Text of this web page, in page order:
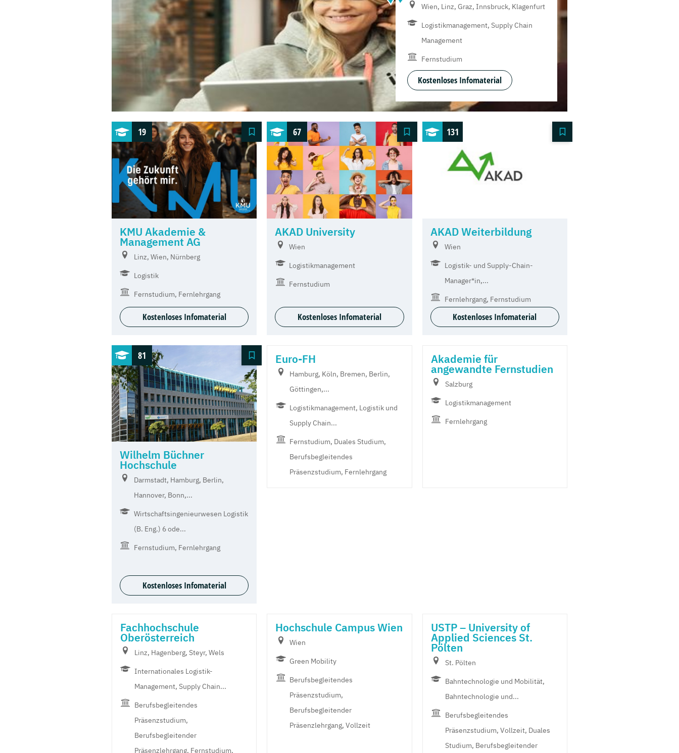
Wien, Linz, Graz, Innsbruck, Klagenfurt
Logistikmanagement, Supply Chain
Management
Fernstudium
Kostenloses Infomaterial
19
KMU Akademie &
Management AG
Linz, Wien, Nürnberg
Logistik
Fernstudium, Fernlehrgang
Kostenloses Infomaterial
67
AKAD University
Wien
Logistikmanagement
Fernstudium
Kostenloses Infomaterial
131
AKAD Weiterbildung
Wien
Logistik- und Supply-Chain-
Manager*in,...
Fernlehrgang, Fernstudium
Kostenloses Infomaterial
81
Wilhelm Büchner
Hochschule
Darmstadt, Hamburg, Berlin,
Hannover, Bonn,...
Wirtschaftsingenieurwesen Logistik
(B. Eng.) 6 ode...
Fernstudium, Fernlehrgang
Kostenloses Infomaterial
Euro-FH
Hamburg, Köln, Bremen, Berlin,
Göttingen,...
Logistikmanagement, Logistik und
Supply Chain...
Fernstudium, Duales Studium,
Berufsbegleitendes
Präsenzstudium, Fernlehrgang
Akademie für
angewandte Fernstudien
Salzburg
Logistikmanagement
Fernlehrgang
Fachhochschule
Oberösterreich
Linz, Hagenberg, Steyr, Wels
Internationales Logistik-
Management, Supply Chain...
Berufsbegleitendes
Präsenzstudium,
Berufsbegleitender
Präsenzlehrgang, Fernstudium,
Hochschule Campus Wien
Wien
Green Mobility
Berufsbegleitendes
Präsenzstudium,
Berufsbegleitender
Präsenzlehrgang, Vollzeit
USTP – University of
Applied Sciences St.
Pölten
St. Pölten
Bahntechnologie und Mobilität,
Bahntechnologie und...
Berufsbegleitendes
Präsenzstudium, Vollzeit, Duales
Studium, Berufsbegleitender